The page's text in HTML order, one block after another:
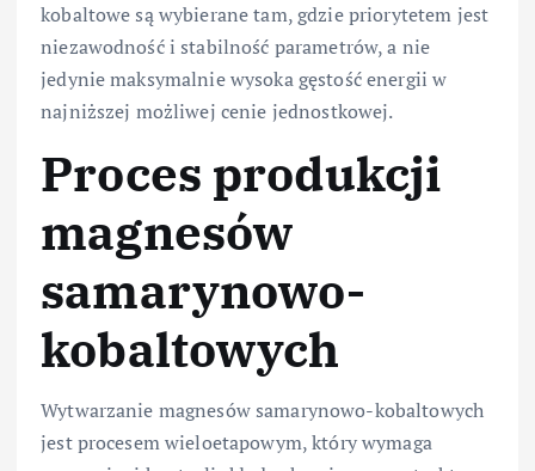
kobaltowe są wybierane tam, gdzie priorytetem jest
niezawodność i stabilność parametrów, a nie
jedynie maksymalnie wysoka gęstość energii w
najniższej możliwej cenie jednostkowej.
Proces produkcji
magnesów
samarynowo-
kobaltowych
Wytwarzanie magnesów samarynowo-kobaltowych
jest procesem wieloetapowym, który wymaga